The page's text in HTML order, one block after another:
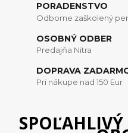
PORADENSTVO
Odborne zaškolený
OSOBNÝ ODBER
Predajňa Nitra
DOPRAVA
Pri nákupe nad 150 Eur